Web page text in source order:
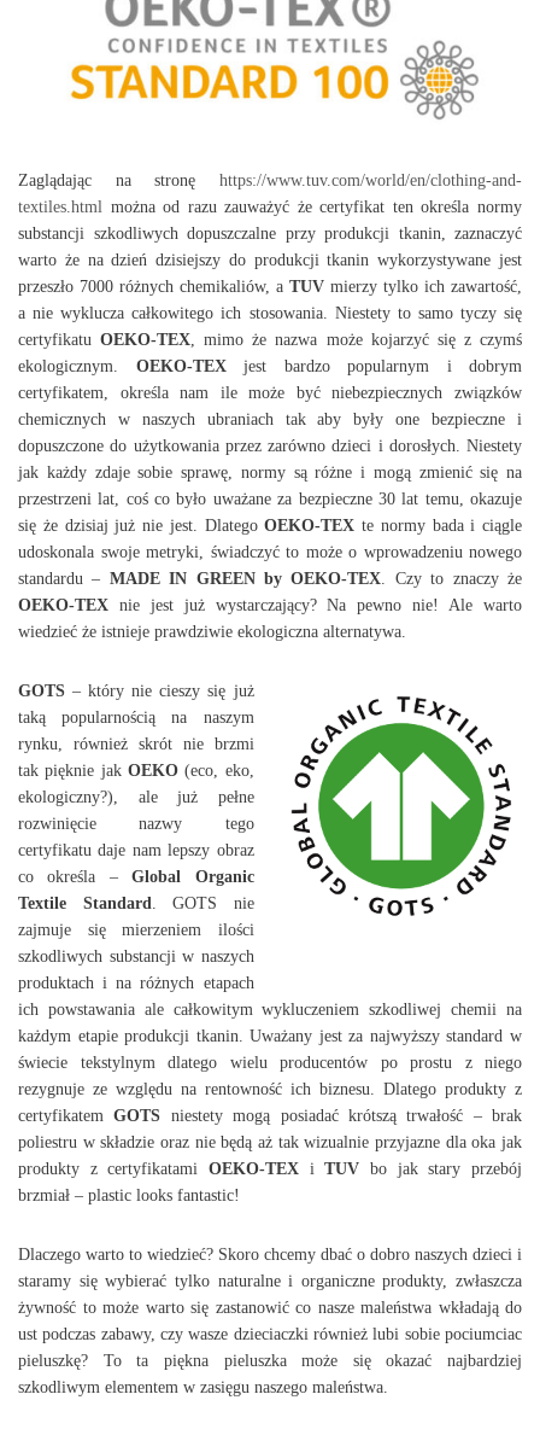
Zaglądając na stronę https://www.tuv.com/world/en/clothing-and-
textiles.html można od razu zauważyć że certyfikat ten określa normy
substancji szkodliwych dopuszczalne przy produkcji tkanin, zaznaczyć
warto że na dzień dzisiejszy do produkcji tkanin wykorzystywane jest
przeszło 7000 różnych chemikaliów, a TUV mierzy tylko ich zawartość,
a nie wyklucza całkowitego ich stosowania. Niestety to samo tyczy się
certyfikatuOEKO-TEX, mimo że nazwa może kojarzyć się z czymś
ekologicznym. OEKO-TEXjest bardzo popularnym i dobrym
certyfikatem, określa nam ile może być niebezpiecznych związków
chemicznych w naszych ubraniach tak aby były one bezpieczne i
dopuszczone do użytkowania przez zarówno dzieci i dorosłych. Niestety
jak każdy zdaje sobie sprawę, normy są różne i mogą zmienić się na
przestrzeni lat, coś co było uważane za bezpieczne 30 lat temu, okazuje
się że dzisiaj już nie jest. DlategoOEKO-TEX te normy bada i ciągle
udoskonala swoje metryki, świadczyć to może o wprowadzeniu nowego
standardu – MADE IN GREEN by OEKO-TEX. Czy to znaczy że
OEKO-TEX nie jest już wystarczający? Na pewno nie! Ale warto
wiedzieć że istnieje prawdziwie ekologiczna alternatywa.
GOTS – który nie cieszy się już
taką popularnością na naszym
rynku, również skrót nie brzmi
tak pięknie jak OEKO(eco, eko,
ekologiczny?), ale już pełne
rozwinięcie nazwy tego
certyfikatu daje nam lepszy obraz
co określa –Global Organic
Textile Standard. GOTS nie
zajmuje się mierzeniem ilości
szkodliwych substancji w naszych
produktach i na różnych etapach
ich powstawania ale całkowitym wykluczeniem szkodliwej chemii na
każdym etapie produkcji tkanin. Uważany jest za najwyższy standard w
świecie tekstylnym dlatego wielu producentów po prostu z niego
rezygnuje ze względu na rentowność ich biznesu. Dlatego produkty z
certyfikatemGOTS niestety mogą posiadać krótszą trwałość – brak
poliestru w składzie oraz nie będą aż tak wizualnie przyjazne dla oka jak
produkty z certyfikatami OEKO-TEX iTUV bo jak stary przebój
brzmiał – plastic looks fantastic!
Dlaczego warto to wiedzieć? Skoro chcemy dbać o dobro naszych dzieci i
staramy się wybierać tylko naturalne i organiczne produkty, zwłaszcza
żywność to może warto się zastanowić co nasze maleństwa wkładają do
ust podczas zabawy, czy wasze dzieciaczki również lubi sobie pociumciac
pieluszkę? To ta piękna pieluszka może się okazać najbardziej
szkodliwym elementem w zasięgu naszego maleństwa.